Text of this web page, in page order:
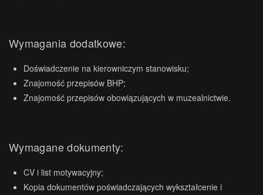
Wymagania dodatkowe:
Doświadczenie na kierowniczym stanowisku;
Znajomość przepisów BHP;
Znajomość przepisów obowiązujących w muzealnictwie.
Wymagane dokumenty:
CV i list motywacyjny;
Kopia dokumentów poświadczających wykształcenie i